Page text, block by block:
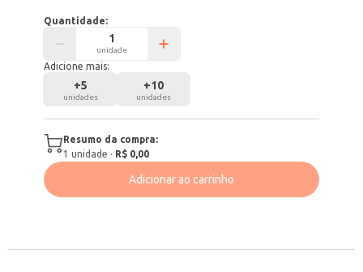
Quantidade:
unidade
Adicione mais:
+5
unidades
+10
unidades
Resumo da compra:
1 unidade · R$ 0,00
Adicionar ao carrinho